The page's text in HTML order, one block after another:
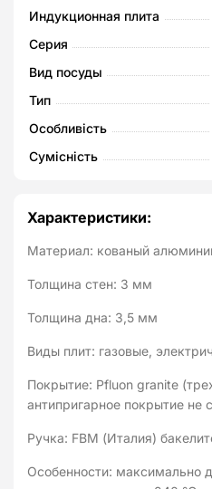
Индукционная плита
Серия
Вид посуды
Тип
Особливість
Сумісність
Характеристики:
Материал: кованый
Толщина стен: 3 мм
Толщина дна: 3,5 мм
Виды плит: газовые,
Покрытие: Pfluon granite
антипригарное покрытие
Ручка: FBM (Италия)
Особенности: максимально